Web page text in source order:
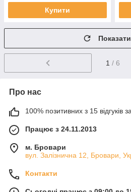
Купити
1 / 6
Про нас
100% позитивних з 15 відгуків
Працює з 24.11.2013
м. Бровари
вул. Залізнична 12, Бровари,
Контакти